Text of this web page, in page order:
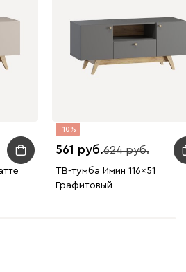
10
561 624
ТВ-тумба Имин 116x51
Графитовый